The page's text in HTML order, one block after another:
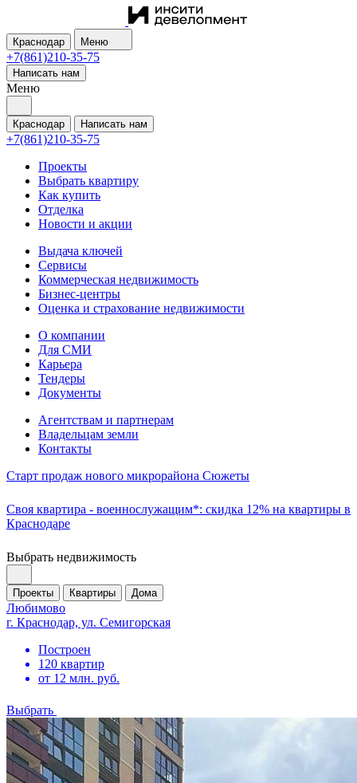
Краснодар Меню
+7(861)210-35-75
Написать нам
Меню
Краснодар Написать нам
+7(861)210-35-75
Проекты
Выбрать квартиру
Как купить
Отделка
Новости и акции
Выдача ключей
Сервисы
Коммерческая недвижимость
Бизнес-центры
Оценка и страхование недвижимости
О компании
Для СМИ
Карьера
Тендеры
Документы
Агентствам и партнерам
Владельцам земли
Контакты
Старт продаж нового микрорайона Сюжеты
Своя квартира - военнослужащим*: скидка 12% на квартиры в
Краснодаре
Выбрать недвижимость
Проекты Квартиры Дома
Любимово
г. Краснодар, ул. Семигорская
Построен
120 квартир
от 12 млн. руб.
Выбрать